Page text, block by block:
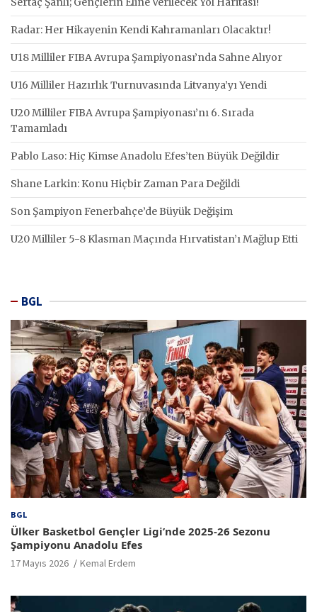
Radar: Her Hikayenin Kendi Kahramanları Olacaktır!
U18 Milliler FIBA Avrupa Şampiyonası’nda Sahne Alıyor
U16 Milliler Hazırlık Turnuvasında Litvanya’yı Yendi
U20 Milliler FIBA Avrupa Şampiyonası’nı 6. Sırada
Tamamladı
Pablo Laso: Hiç Kimse Anadolu Efes’ten Büyük Değildir
Shane Larkin: Konu Hiçbir Zaman Para Değildi
Son Şampiyon Fenerbahçe’de Büyük Değişim
U20 Milliler 5-8 Klasman Maçında Hırvatistan’ı Mağlup Etti
BGL
BGL
Ülker Basketbol Gençler Ligi’nde 2025-26 Sezonu
Şampiyonu Anadolu Efes
17 Mayıs 2026 Kemal Erdem